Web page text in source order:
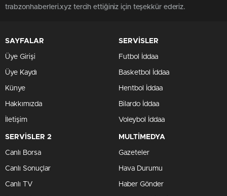
trabzonhaberleri.xyz tercih ettiğiniz için teşekkür ederiz.
SAYFALAR
Üye Girişi
Üye Kaydı
Künye
Hakkımızda
İletişim
SERVİSLER
Futbol İddaa
Basketbol İddaa
Hentbol İddaa
Bilardo İddaa
Voleybol İddaa
SERVİSLER 2
Canlı Borsa
Canlı Sonuçlar
Canlı TV
MULTİMEDYA
Gazeteler
Hava Durumu
Haber Gönder